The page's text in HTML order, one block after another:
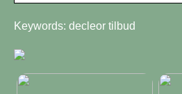
Keywords: decleor tilbud